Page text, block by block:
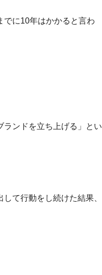
でに10年はかかると言わ
ンドを立ち上げる」とい
て行動をし続けた結果、